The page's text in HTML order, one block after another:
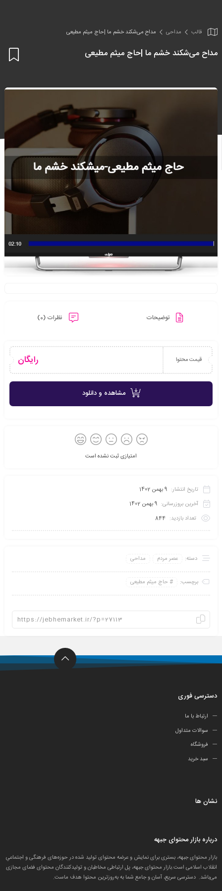
قالب مداحی مداح می‌شکند خشم ما |حاج میثم مطیعی
مداح می‌شکند خشم ما |حاج میثم مطیعی
توضیحات نظرات (0)
قیمت محتوا رایگان
مشاهده و دانلود
امتیازی ثبت نشده است
تاریخ انتشار: 9 بهمن 1402
آخرین بروزرسانی: 9 بهمن 1402
تعداد بازدید: 844
دسته: عصر مردم مداحی
برچسب: حاج میثم مطیعی
دسترسی فوری
ارتباط با ما
سوالات متداول
فروشگاه
سبد خرید
نشان ها
درباره بازار محتوای جبهه
بازار محتوای جبهه، بستری برای نمایش و عرضه محتوای تولید شده در حوزه‌های فرهنگی و اجتماعیِ
انقلاب اسلامی است.بازار محتوای جبهه، پل ارتباطی مخاطبان و تولید‌کنندگان محتوای فضای مجازی
می‌باشد. دسترسی سریع، آسان و جامع شما به به‌روزترین محتوا هدف ماست.